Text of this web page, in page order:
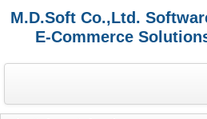
M.D.Soft Co.,Ltd.
E-Commerce